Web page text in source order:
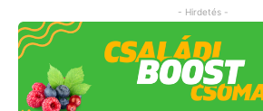
- Hirdetés -